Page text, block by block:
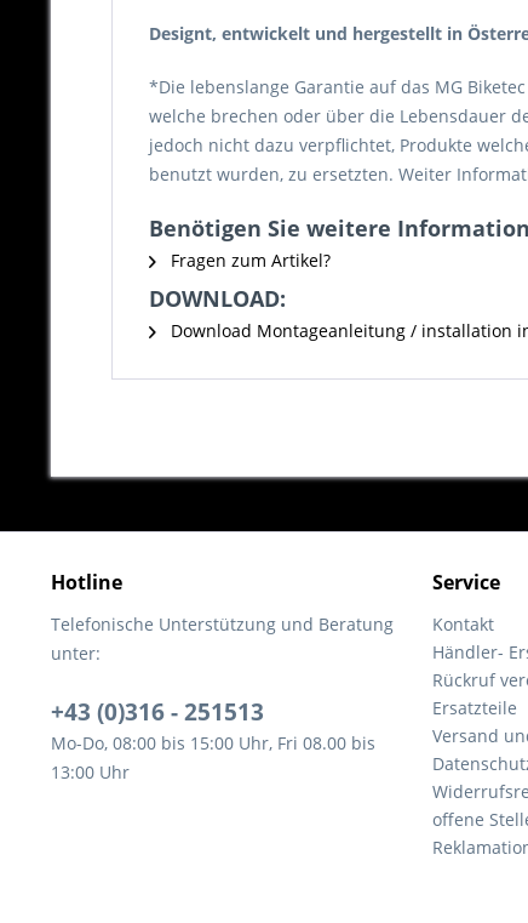
Designt, entwickelt und hergestellt in
*Die lebenslange Garantie auf das MG
welche brechen oder über die Lebensdauer
jedoch nicht dazu verpflichtet, Produkte
benutzt wurden, zu ersetzten. Weiter
Benötigen Sie weitere
Fragen zum Artikel?
DOWNLOAD:
Download Montageanleitung / installation
Hotline
Telefonische Unterstützung und Beratung
unter:
+43 (0)316 - 251513
Mo-Do, 08:00 bis 15:00 Uhr, Fri 08.00 bis
13:00 Uhr
Service
Kontakt
Händler-
Rückruf
Ersatzteile
Versand
offene